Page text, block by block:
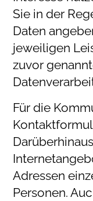
Sie in der
Daten
jeweiligen
zuvor
Für die
Adressen
Personen.